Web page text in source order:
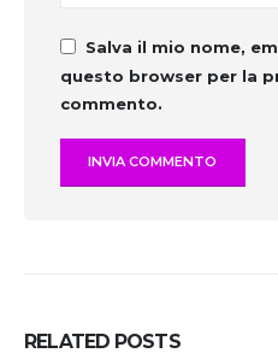
Salva il mio nome,
questo browser per la
commento.
RELATED POSTS